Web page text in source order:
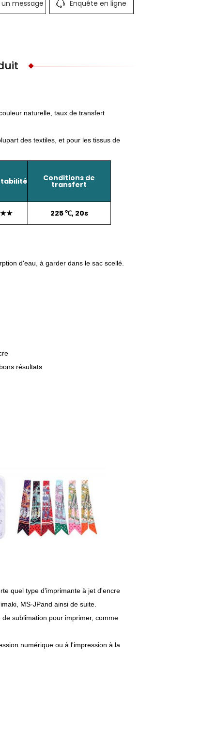
un message Enquête en ligne
naturelle, taux de transfert
des textiles, et pour les tissus de
Conditions de
transfert
225 ℃, 20s
d'eau, à garder dans le sac scellé.
résultats
quel type d'imprimante à jet d'encre
MS-JPand ainsi de suite.
sublimation pour imprimer, comme
numérique ou à l'impression à la